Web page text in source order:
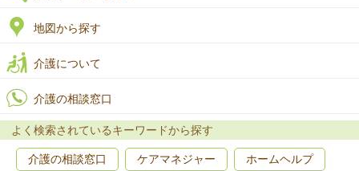
地図から探す
介護について
介護の相談窓口
よく検索されているキーワードから探す
介護の相談窓口 ケアマネジャー ホームヘルプ